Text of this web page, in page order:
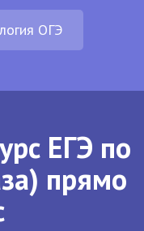
ОГЭ
ЕГЭ по
прямо